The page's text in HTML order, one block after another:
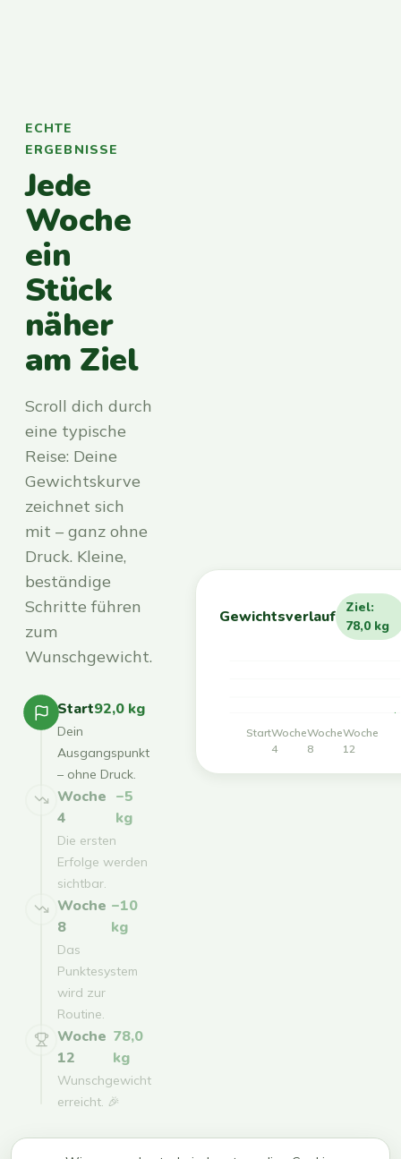
ECHTE
ERGEBNISSE
Jede
Woche
ein
Stück
näher
am Ziel
Scroll dich durch
eine typische
Reise: Deine
Gewichtskurve
zeichnet sich
mit – ganz ohne
Druck. Kleine,
beständige
Schritte führen
zum
Wunschgewicht.
Start92,0 kg
Dein
Ausgangspunkt
– ohne Druck.
Woche
4
−5
kg
Die ersten
Erfolge werden
sichtbar.
Woche
8
−10
kg
Das
Punktesystem
wird zur
Routine.
Woche
12
78,0
kg
Wunschgewicht
erreicht. 🎉
Gewichtsverlauf
Ziel:
78,0 kg
StartWoche
4
Woche
8
Woche
12